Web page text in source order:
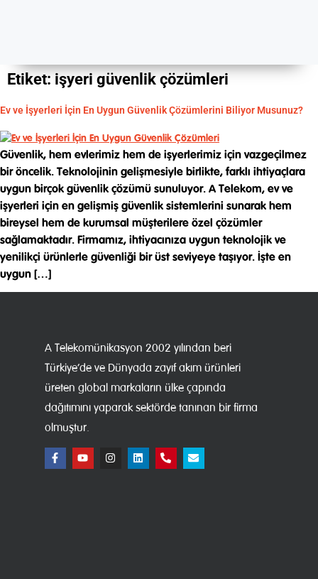
Etiket: işyeri güvenlik çözümleri
Ev ve İşyerleri İçin En Uygun Güvenlik Çözümlerini Biliyor Musunuz?
Güvenlik, hem evlerimiz hem de işyerlerimiz için vazgeçilmez
bir öncelik. Teknolojinin gelişmesiyle birlikte, farklı ihtiyaçlara
uygun birçok güvenlik çözümü sunuluyor. A Telekom, ev ve
işyerleri için en gelişmiş güvenlik sistemlerini sunarak hem
bireysel hem de kurumsal müşterilere özel çözümler
sağlamaktadır. Firmamız, ihtiyacınıza uygun teknolojik ve
yenilikçi ürünlerle güvenliği bir üst seviyeye taşıyor. İşte en
uygun […]
A Telekomünikasyon 2002 yılından beri
Türkiye’de ve Dünyada zayıf akım ürünleri
üreten global markaların ülke çapında
dağıtımını yaparak sektörde tanınan bir firma
olmuştur.